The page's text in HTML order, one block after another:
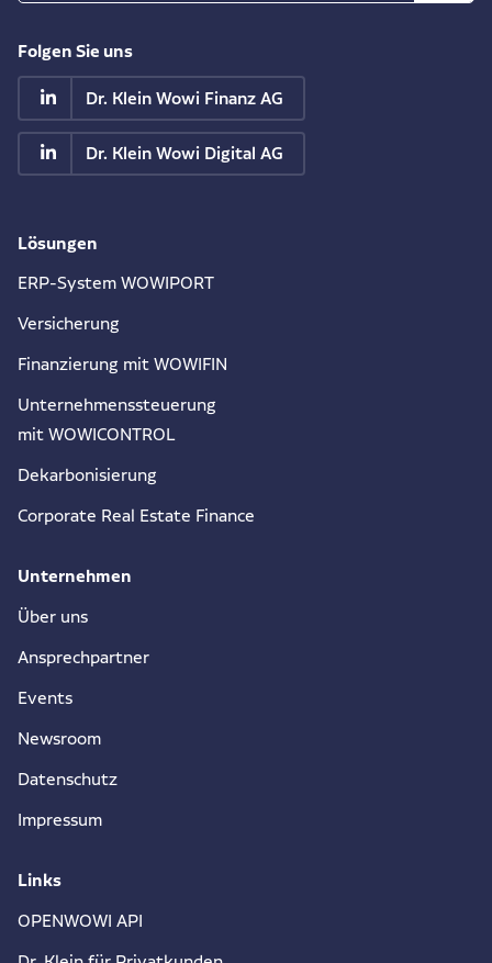
Folgen Sie uns
Dr. Klein Wowi Finanz AG
Dr. Klein Wowi Digital AG
Lösungen
ERP-System WOWIPORT
Versicherung
Finanzierung mit WOWIFIN
Unternehmenssteuerung
mit WOWICONTROL
Dekarbonisierung
Corporate Real Estate Finance
Unternehmen
Über uns
Ansprechpartner
Events
Newsroom
Datenschutz
Impressum
Links
OPENWOWI API